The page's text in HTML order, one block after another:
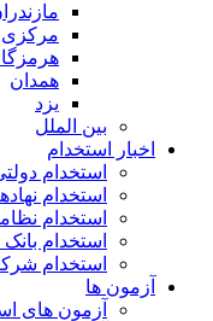
مرکزی
همدان
یزد
بین الملل
اخبار استخدام
استخدام
استخدام
استخدام
استخدام بانک
استخدام
آزمون ها
آزمون های